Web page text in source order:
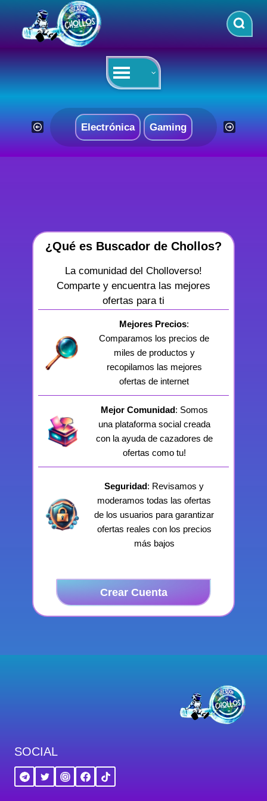
contenido
Electrónica Gaming
¿Qué es Buscador de Chollos?
La comunidad del Cholloverso!
Comparte y encuentra las mejores
ofertas para ti
Mejores Precios:
Comparamos los precios de
miles de productos y
recopilamos las mejores
ofertas de internet
Mejor Comunidad: Somos
una plataforma social creada
con la ayuda de cazadores de
ofertas como tu!
Seguridad: Revisamos y
moderamos todas las ofertas
de los usuarios para garantizar
ofertas reales con los precios
más bajos
Crear Cuenta
SOCIAL